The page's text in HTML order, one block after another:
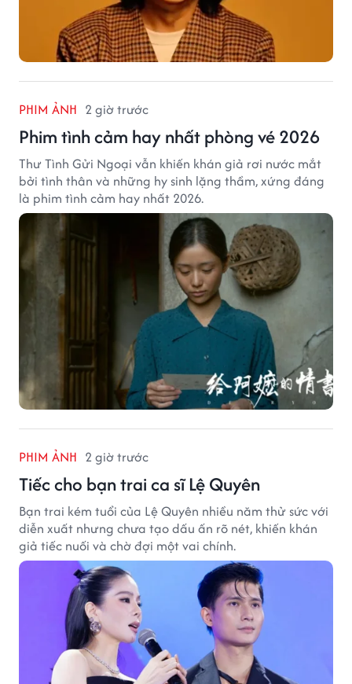
PHIM ẢNH 2 giờ trước
Phim tình cảm hay nhất phòng vé 2026
Thư Tình Gửi Ngoại vẫn khiến khán giả rơi nước mắt
bởi tình thân và những hy sinh lặng thầm, xứng đáng
là phim tình cảm hay nhất 2026.
PHIM ẢNH 2 giờ trước
Tiếc cho bạn trai ca sĩ Lệ Quyên
Bạn trai kém tuổi của Lệ Quyên nhiều năm thử sức với
diễn xuất nhưng chưa tạo dấu ấn rõ nét, khiến khán
giả tiếc nuối và chờ đợi một vai chính.